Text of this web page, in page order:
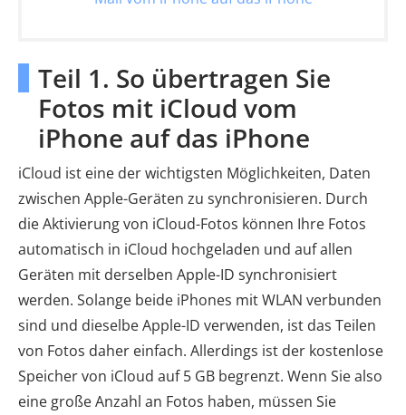
Teil 1. So übertragen Sie
Fotos mit iCloud vom
iPhone auf das iPhone
iCloud ist eine der wichtigsten Möglichkeiten, Daten
zwischen Apple-Geräten zu synchronisieren. Durch
die Aktivierung von iCloud-Fotos können Ihre Fotos
automatisch in iCloud hochgeladen und auf allen
Geräten mit derselben Apple-ID synchronisiert
werden. Solange beide iPhones mit WLAN verbunden
sind und dieselbe Apple-ID verwenden, ist das Teilen
von Fotos daher einfach. Allerdings ist der kostenlose
Speicher von iCloud auf 5 GB begrenzt. Wenn Sie also
eine große Anzahl an Fotos haben, müssen Sie